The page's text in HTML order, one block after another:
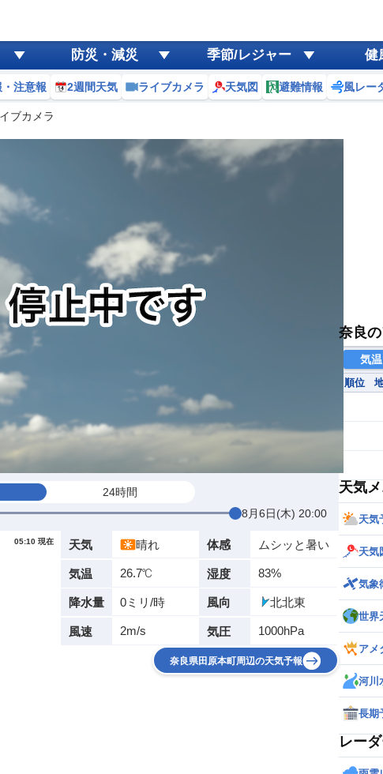
防災・減災 季節/レジャー 健
注意報 2週間天気 ライブカメラ 天気図 避難情報 風レー
ブカメラ
24時間
8月6日(木) 20:00
05:10 現在 天気 晴れ 体感 ムシッと暑い
気温 26.7℃ 湿度 83%
降水量 0ミリ/時 風向 北北東
風速 2m/s 気圧 1000hPa
奈良県田原本町周辺の天気予報
奈良
気温
順位
天気
天気
天気
気象
世界
アメ
河川
長期
レー